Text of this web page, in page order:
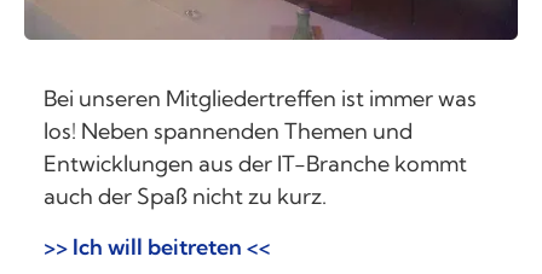
Bei unseren Mitgliedertreffen ist immer was
los! Neben spannenden Themen und
Entwicklungen aus der IT-Branche kommt
auch der Spaß nicht zu kurz.
>> Ich will beitreten <<